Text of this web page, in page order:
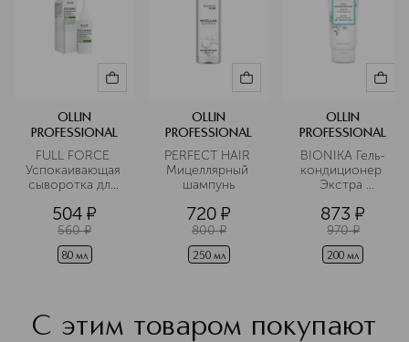
OLLIN
PROFESSIONAL
FULL FORCE
Успокаивающая
сыворотка для
кожи головы с
экстрактом
бамбука
504 ¤
560 ¤
80 мл
OLLIN
PROFESSIONAL
PERFECT HAIR
Мицеллярный
шампунь
720 ¤
800 ¤
250 мл
OLLIN
PROFESSIONAL
BIONIKA Гель-
кондиционер
Экстра
873 ¤
970 ¤
200 мл
С этим товаром покупают